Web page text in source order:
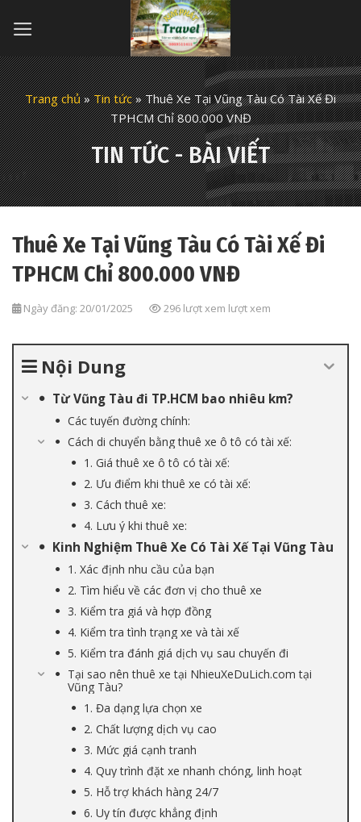
Trang chủ»Tin tức»Thuê Xe Tại Vũng Tàu Có Tài Xế Đi
TPHCM Chỉ 800.000 VNĐ
TIN TỨC - BÀI VIẾT
Thuê Xe Tại Vũng Tàu Có Tài Xế Đi
TPHCM Chỉ 800.000 VNĐ
Ngày đăng: 20/01/2025 296 lượt xem lượt xem
Nội Dung
Từ Vũng Tàu đi TP.HCM bao nhiêu km?
Các tuyến đường chính:
Cách di chuyển bằng thuê xe ô tô có tài xế:
1. Giá thuê xe ô tô có tài xế:
2. Ưu điểm khi thuê xe có tài xế:
3. Cách thuê xe:
4. Lưu ý khi thuê xe:
Kinh Nghiệm Thuê Xe Có Tài Xế Tại Vũng Tàu
1. Xác định nhu cầu của bạn
2. Tìm hiểu về các đơn vị cho thuê xe
3. Kiểm tra giá và hợp đồng
4. Kiểm tra tình trạng xe và tài xế
5. Kiểm tra đánh giá dịch vụ sau chuyến đi
Tại sao nên thuê xe tại NhieuXeDuLich.com tại
Vũng Tàu?
1. Đa dạng lựa chọn xe
2. Chất lượng dịch vụ cao
3. Mức giá cạnh tranh
4. Quy trình đặt xe nhanh chóng, linh hoạt
5. Hỗ trợ khách hàng 24/7
6. Uy tín được khẳng định